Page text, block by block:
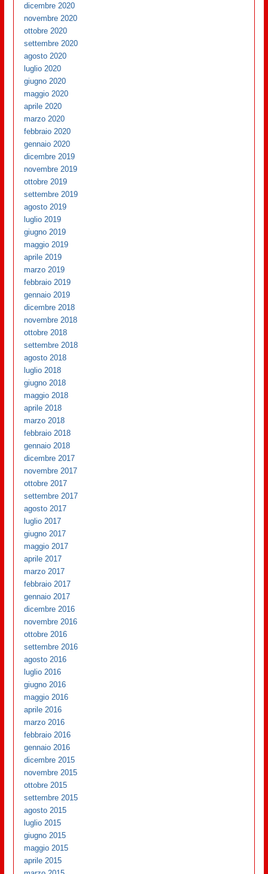
dicembre 2020
novembre 2020
ottobre 2020
settembre 2020
agosto 2020
luglio 2020
giugno 2020
maggio 2020
aprile 2020
marzo 2020
febbraio 2020
gennaio 2020
dicembre 2019
novembre 2019
ottobre 2019
settembre 2019
agosto 2019
luglio 2019
giugno 2019
maggio 2019
aprile 2019
marzo 2019
febbraio 2019
gennaio 2019
dicembre 2018
novembre 2018
ottobre 2018
settembre 2018
agosto 2018
luglio 2018
giugno 2018
maggio 2018
aprile 2018
marzo 2018
febbraio 2018
gennaio 2018
dicembre 2017
novembre 2017
ottobre 2017
settembre 2017
agosto 2017
luglio 2017
giugno 2017
maggio 2017
aprile 2017
marzo 2017
febbraio 2017
gennaio 2017
dicembre 2016
novembre 2016
ottobre 2016
settembre 2016
agosto 2016
luglio 2016
giugno 2016
maggio 2016
aprile 2016
marzo 2016
febbraio 2016
gennaio 2016
dicembre 2015
novembre 2015
ottobre 2015
settembre 2015
agosto 2015
luglio 2015
giugno 2015
maggio 2015
aprile 2015